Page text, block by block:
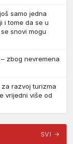
samo jedna
i tome da se u
snovi mogu
zbog nevremena
za razvoj turizma
vrijedni više od
SVI →